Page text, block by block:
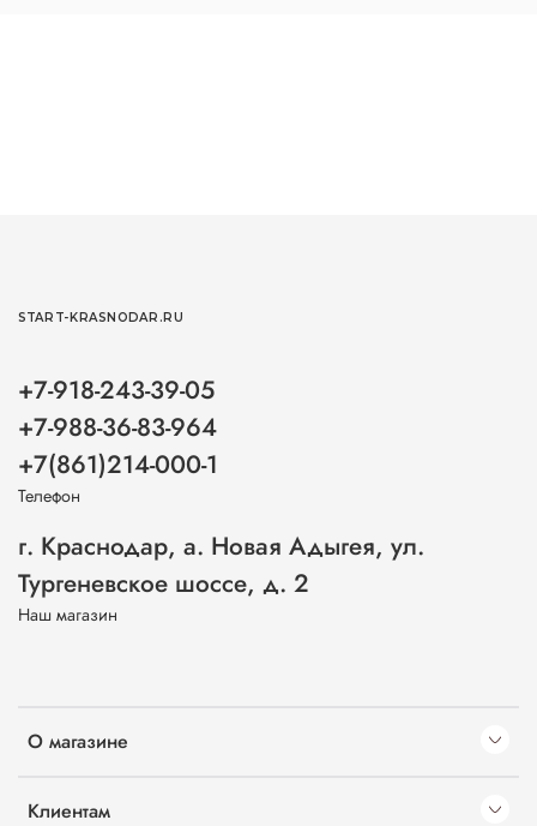
О магазине
Клиентам
START-KRASNODAR.RU
+7-918-243-39-05
+7-988-36-83-964
+7(861)214-000-1
Телефон
г. Краснодар, а. Новая Адыгея, ул.
Тургеневское шоссе, д. 2
Наш магазин